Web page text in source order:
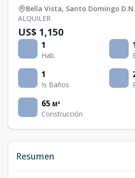
Bella Vista, Santo Domingo D.N.
ALQUILER
US$ 1,150
1
Hab.
1
½ Baños
65 M²
Construcción
Resumen